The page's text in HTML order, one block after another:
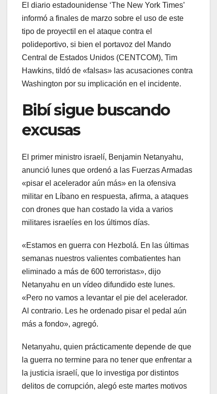
El diario estadounidense ‘The New York Times’
informó a finales de marzo sobre el uso de este
tipo de proyectil en el ataque contra el
polideportivo, si bien el portavoz del Mando
Central de Estados Unidos (CENTCOM), Tim
Hawkins, tildó de «falsas» las acusaciones contra
Washington por su implicación en el incidente.
Bibí sigue buscando
excusas
El primer ministro israelí, Benjamin Netanyahu,
anunció lunes que ordenó a las Fuerzas Armadas
«pisar el acelerador aún más» en la ofensiva
militar en Líbano en respuesta, afirma, a ataques
con drones que han costado la vida a varios
militares israelíes en los últimos días.
«Estamos en guerra con Hezbolá. En las últimas
semanas nuestros valientes combatientes han
eliminado a más de 600 terroristas», dijo
Netanyahu en un vídeo difundido este lunes.
«Pero no vamos a levantar el pie del acelerador.
Al contrario. Les he ordenado pisar el pedal aún
más a fondo», agregó.
Netanyahu, quien prácticamente depende de que
la guerra no termine para no tener que enfrentar a
la justicia israelí, que lo investiga por distintos
delitos de corrupción, alegó este martes motivos